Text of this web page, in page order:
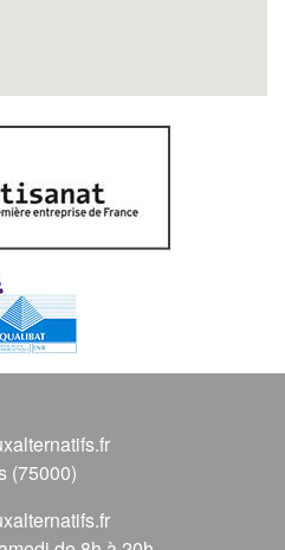
(75000)